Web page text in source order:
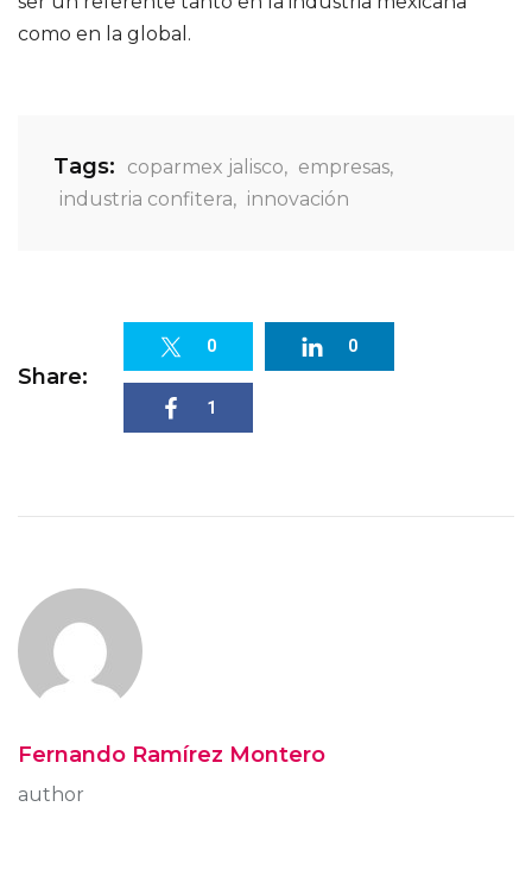
como en la global.
Tags: coparmex jalisco, empresas,
industria confitera, innovación
Share:
0 0
1
Fernando Ramírez Montero
author